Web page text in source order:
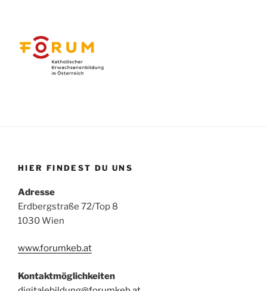
HIER FINDEST DU UNS
Adresse
Erdbergstraße 72/Top 8
1030 Wien
www.forumkeb.at
Kontaktmöglichkeiten